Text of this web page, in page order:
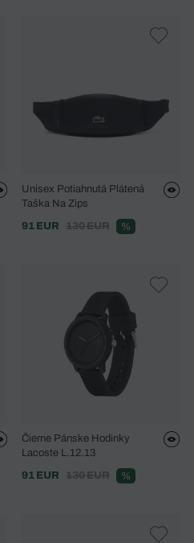
Unisex Potiahnutá Plátená
Taška Na Zips
91 EUR
130 EUR %
Čierne Pánske Hodinky
Lacoste L.12.13
91 EUR
130 EUR %